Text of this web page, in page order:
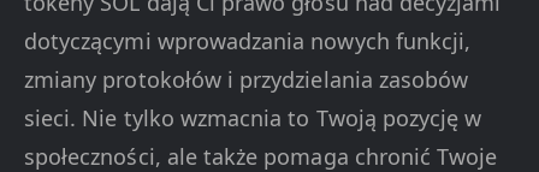
dotyczącymi wprowadzania nowych funkcji,
zmiany protokołów i przydzielania zasobów
sieci. Nie tylko wzmacnia to Twoją pozycję w
społeczności, ale także pomaga chronić Twoje